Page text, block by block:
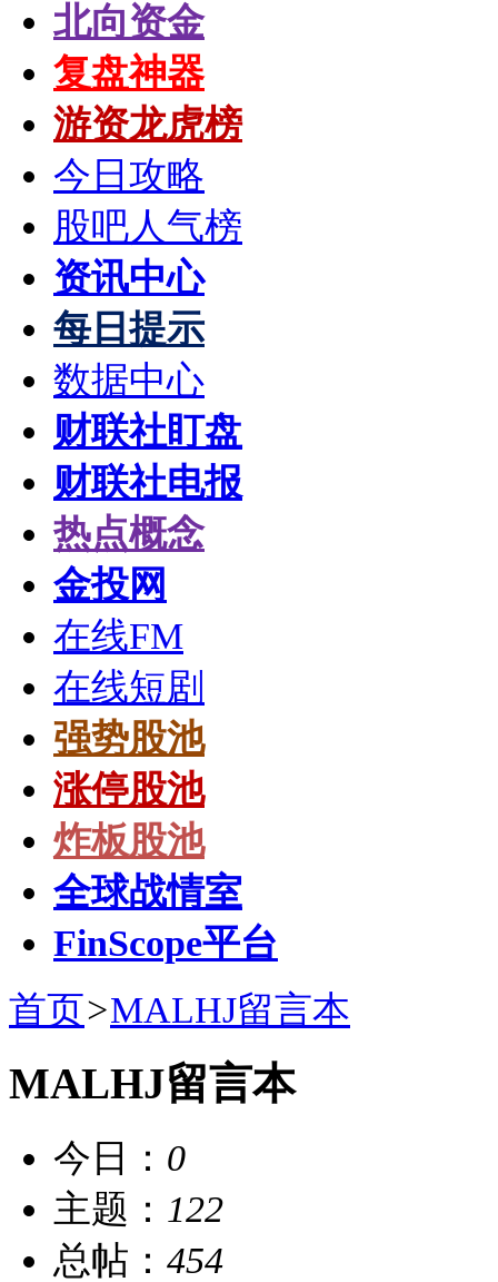
北向资金
复盘神器
游资龙虎榜
今日攻略
股吧人气榜
资讯中心
每日提示
数据中心
财联社盯盘
财联社电报
热点概念
金投网
在线FM
在线短剧
强势股池
涨停股池
炸板股池
全球战情室
FinScope平台
首页>MALHJ留言本
MALHJ留言本
今日： 0
主题： 122
总帖： 454